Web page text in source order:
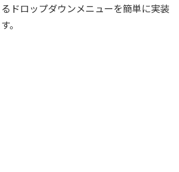
ドロップダウンメニューを簡単に実装
。